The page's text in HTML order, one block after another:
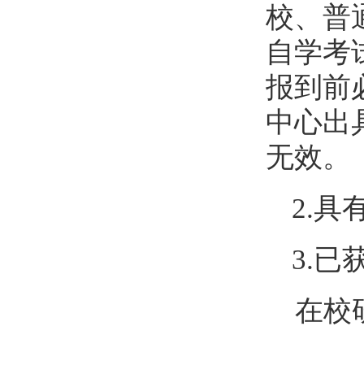
校、普
自学考
报到前
中心出
无效。
2.具
3.已
在校